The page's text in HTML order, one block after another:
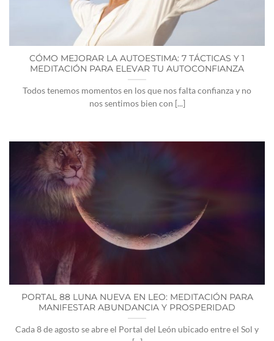
CÓMO MEJORAR LA AUTOESTIMA: 7 TÁCTICAS Y 1
MEDITACIÓN PARA ELEVAR TU AUTOCONFIANZA
Todos tenemos momentos en los que nos falta confianza y no
nos sentimos bien con [...]
PORTAL 88 LUNA NUEVA EN LEO: MEDITACIÓN PARA
MANIFESTAR ABUNDANCIA Y PROSPERIDAD
Cada 8 de agosto se abre el Portal del León ubicado entre el Sol y